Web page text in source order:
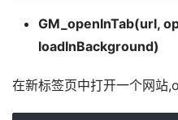
GM_openInTab(url,
loadInBackground)
在新标签页中打开一个网站